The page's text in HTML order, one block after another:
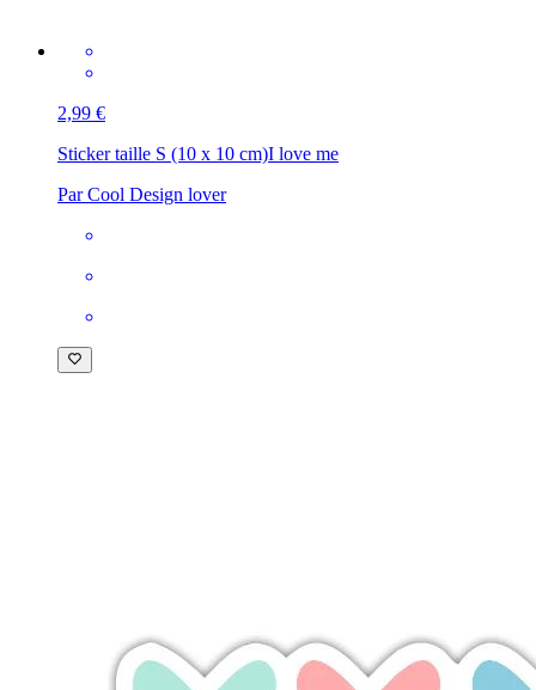
2,99 €
Sticker taille S (10 x 10 cm)I love me
Par Cool Design lover